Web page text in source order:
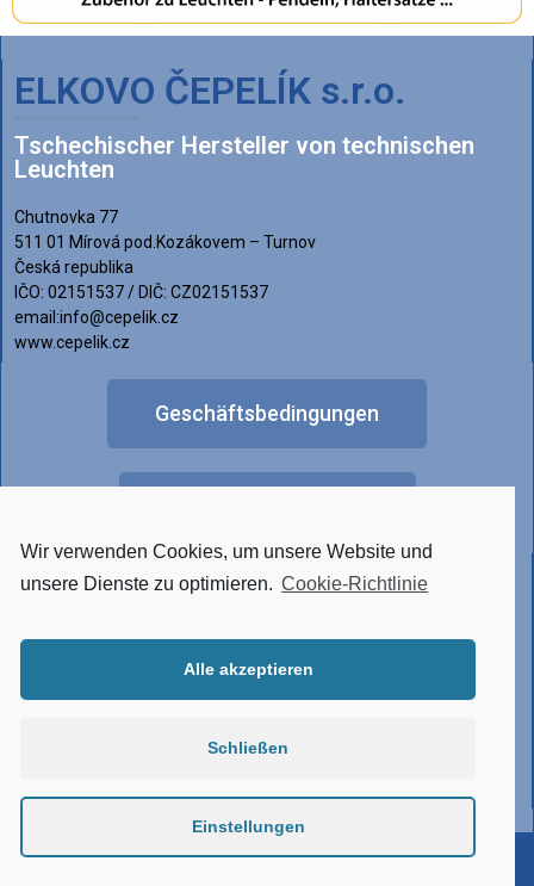
ELKOVO ČEPELÍK s.r.o.
Tschechischer Hersteller von technischen
Leuchten
Chutnovka 77
511 01 Mírová pod.Kozákovem – Turnov
Česká republika
IČO: 02151537 / DIČ: CZ02151537
email:info@cepelik.cz
www.cepelik.cz
Geschäftsbedingungen
Anderes Lichtdesign
• RGBW
• Verbindungssystem
Wir verwenden Cookies, um unsere Website und
unsere Dienste zu optimieren. Cookie-Richtlinie
Alle akzeptieren
Schließen
Einstellungen